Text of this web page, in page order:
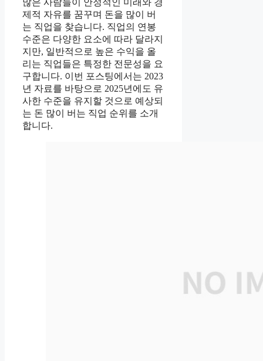
많은 사람들이 안정적인 미래와 경
제적 자유를 꿈꾸며 돈을 많이 버
는 직업을 찾습니다. 직업의 연봉
수준은 다양한 요소에 따라 달라지
지만, 일반적으로 높은 수익을 올
리는 직업들은 특정한 전문성을 요
구합니다. 이번 포스팅에서는 2023
년 자료를 바탕으로 2025년에도 유
사한 수준을 유지할 것으로 예상되
는 돈 많이 버는 직업 순위를 소개
합니다.